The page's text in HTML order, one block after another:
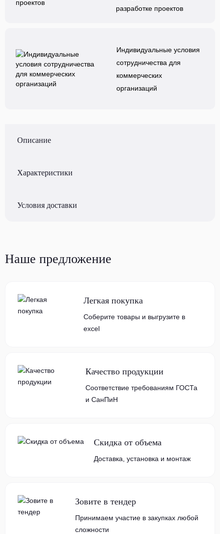
разработке проектов
Индивидуальные условия
сотрудничества для
коммерческих
организаций
Описание
Характеристики
Условия доставки
Наше предложение
Легкая покупка
Соберите товары и выгрузите в
excel
Качество продукции
Соответствие требованиям ГОСТа
и СанПиН
Скидка от объема
Доставка, установка и монтаж
Зовите в тендер
Принимаем участие в закупках любой
сложности